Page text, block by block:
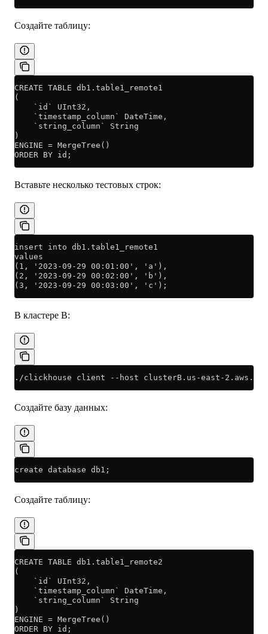
Создайте таблицу:
CREATE TABLE db1.table1_remote1
(
    `id` UInt32,
    `timestamp_column` DateTime,
    `string_column` String
)
ENGINE = MergeTree()
ORDER BY id;
Вставьте несколько тестовых строк:
insert into db1.table1_remote1
values
(1, '2023-09-29 00:01:00', 'a'),
(2, '2023-09-29 00:02:00', 'b'),
(3, '2023-09-29 00:03:00', 'c');
В кластере B:
./clickhouse client --host clusterB.us-east-
Создайте базу данных:
create database db1;
Создайте таблицу:
CREATE TABLE db1.table1_remote2
(
    `id` UInt32,
    `timestamp_column` DateTime,
    `string_column` String
)
ENGINE = MergeTree()
ORDER BY id;